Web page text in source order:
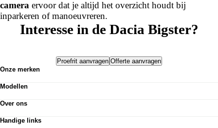
camera ervoor dat je altijd het overzicht houdt bij
inparkeren of manoeuvreren.
Interesse in de Dacia Bigster?
Proefrit aanvragen Offerte aanvragen
Onze merken
Dacia
Land Rover
Lotus
Modellen
Dacia Sandero Stepway
Dacia Bigster
Over ons
Nieuws
Handige links